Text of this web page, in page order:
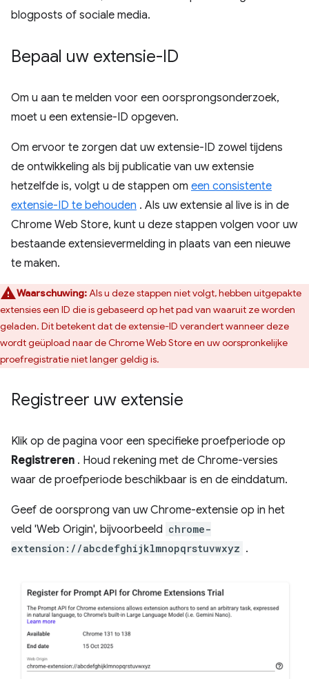
blogposts of sociale media.
Bepaal uw extensie-ID
Om u aan te melden voor een oorsprongsonderzoek,
moet u een extensie-ID opgeven.
Om ervoor te zorgen dat uw extensie-ID zowel tijdens
de ontwikkeling als bij publicatie van uw extensie
hetzelfde is, volgt u de stappen om een ​​consistente
extensie-ID te behouden . Als uw extensie al live is in de
Chrome Web Store, kunt u deze stappen volgen voor uw
bestaande extensievermelding in plaats van een nieuwe
te maken.
Waarschuwing:Als u deze stappen niet volgt, hebben uitgepakte
extensies een ID die is gebaseerd op het pad van waaruit ze worden
geladen. Dit betekent dat de extensie-ID verandert wanneer deze
wordt geüpload naar de Chrome Web Store en uw oorspronkelijke
proefregistratie niet langer geldig is.
Registreer uw extensie
Klik op de pagina voor een specifieke proefperiode op
Registreren . Houd rekening met de Chrome-versies
waar de proefperiode beschikbaar is en de einddatum.
Geef de oorsprong van uw Chrome-extensie op in het
veld 'Web Origin', bijvoorbeeld chrome-
extension://abcdefghijklmnopqrstuvwxyz .